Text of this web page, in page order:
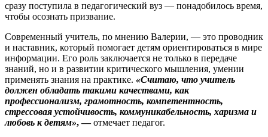
сразу поступила в педагогический вуз — понадобилось время,
чтобы осознать призвание.
Современный учитель, по мнению Валерии, — это проводник
и наставник, который помогает детям ориентироваться в мире
информации. Его роль заключается не только в передаче
знаний, но и в развитии критического мышления, умении
применять знания на практике. «Считаю, что учитель
должен обладать такими качествами, как
профессионализм, грамотность, компетентность,
стрессовая устойчивость, коммуникабельность, харизма и
любовь к детям», —отмечает педагог.